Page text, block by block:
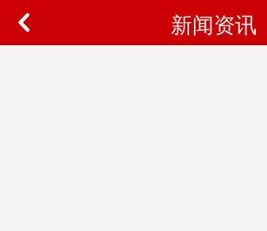
新闻资讯